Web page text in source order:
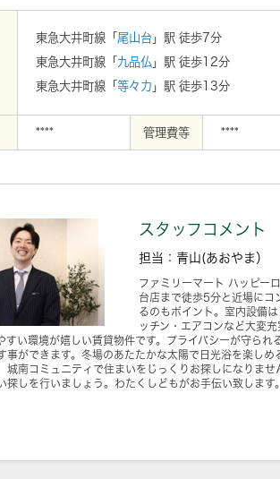
東急大井町線「 尾山台 」駅 徒歩7分
東急大井町線「 九品仏 」駅 徒歩12分
東急大井町線「 等々力 」駅 徒歩13分
**** 管理費等 ****
スタッフコメント
担当：青山(あおやま）
ファミリーマート ハッピー
台店まで徒歩5分と近場にコ
るのもポイント。室内設備は
ッチン・エアコンなど大変充
すい環境が嬉しい賃貸物件です。プライバシーが守られ
事ができます。冬場のあたたかな太陽で日光浴を楽しめ
南コミュニティで住まいをじっくりお探しになりませ
探しを行いましょう。わたくしどもがお手伝い致します。